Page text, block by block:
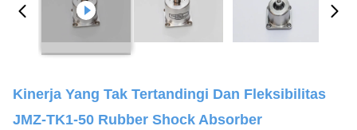
Kinerja Yang Tak Tertandingi Dan Fleksibilitas
JMZ-TK1-50 Rubber Shock Absorber